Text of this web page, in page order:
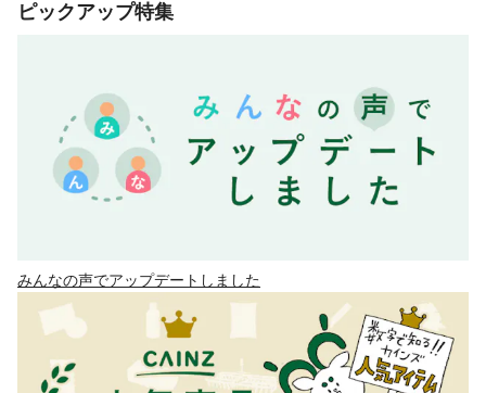
ピックアップ特集
みんなの声でアップデートしました